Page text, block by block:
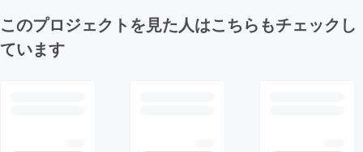
このプロジェクトを見た人はこちらもチェックし
ています